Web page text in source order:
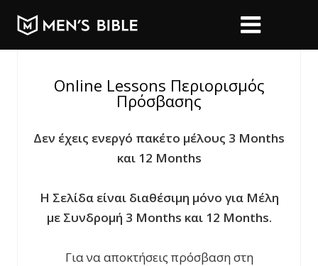
Online Lessons Περιορισμός
Πρόσβασης
Δεν έχεις ενεργό πακέτο μέλους 3 Months
και 12 Months
Η Σελίδα είναι διαθέσιμη μόνο για Μέλη
με Συνδρομή 3 Months και 12 Months.
Για να αποκτήσεις πρόσβαση στη